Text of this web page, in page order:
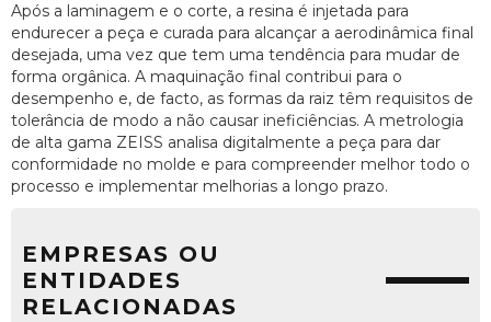
Após a laminagem e o corte, a resina é injetada para
endurecer a peça e curada para alcançar a aerodinâmica final
desejada, uma vez que tem uma tendência para mudar de
forma orgânica. A maquinação final contribui para o
desempenho e, de facto, as formas da raiz têm requisitos de
tolerância de modo a não causar ineficiências. A metrologia
de alta gama ZEISS analisa digitalmente a peça para dar
conformidade no molde e para compreender melhor todo o
processo e implementar melhorias a longo prazo.
EMPRESAS OU
ENTIDADES
RELACIONADAS